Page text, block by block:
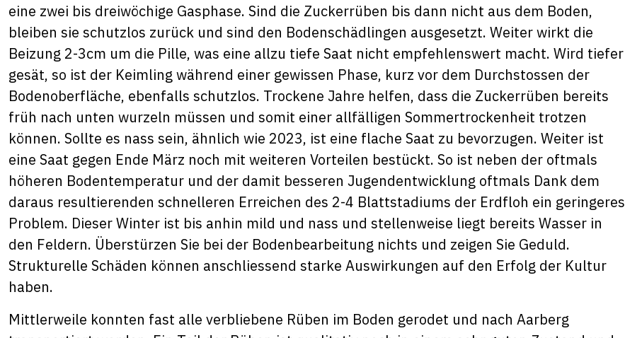
eine zwei bis dreiwöchige Gasphase. Sind die Zuckerrüben bis dann nicht aus dem Boden,
bleiben sie schutzlos zurück und sind den Bodenschädlingen ausgesetzt. Weiter wirkt die
Beizung 2-3cm um die Pille, was eine allzu tiefe Saat nicht empfehlenswert macht. Wird tiefer
gesät, so ist der Keimling während einer gewissen Phase, kurz vor dem Durchstossen der
Bodenoberfläche, ebenfalls schutzlos. Trockene Jahre helfen, dass die Zuckerrüben bereits
früh nach unten wurzeln müssen und somit einer allfälligen Sommertrockenheit trotzen
können. Sollte es nass sein, ähnlich wie 2023, ist eine flache Saat zu bevorzugen. Weiter ist
eine Saat gegen Ende März noch mit weiteren Vorteilen bestückt. So ist neben der oftmals
höheren Bodentemperatur und der damit besseren Jugendentwicklung oftmals Dank dem
daraus resultierenden schnelleren Erreichen des 2-4 Blattstadiums der Erdfloh ein geringeres
Problem. Dieser Winter ist bis anhin mild und nass und stellenweise liegt bereits Wasser in
den Feldern. Überstürzen Sie bei der Bodenbearbeitung nichts und zeigen Sie Geduld.
Strukturelle Schäden können anschliessend starke Auswirkungen auf den Erfolg der Kultur
haben.
Mittlerweile konnten fast alle verbliebene Rüben im Boden gerodet und nach Aarberg